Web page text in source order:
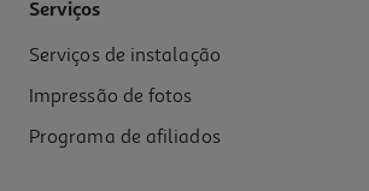
Serviços
Serviços de instalação
Impressão de fotos
Programa de afiliados